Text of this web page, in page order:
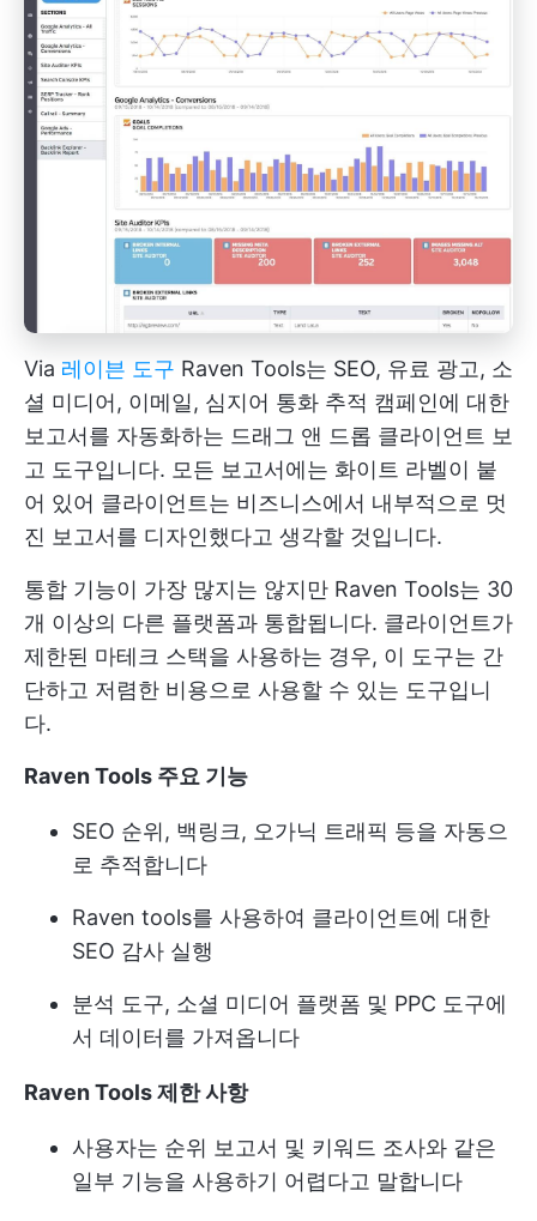
Via 레이븐 도구 Raven Tools는 SEO, 유료 광고, 소
셜 미디어, 이메일, 심지어 통화 추적 캠페인에 대한
보고서를 자동화하는 드래그 앤 드롭 클라이언트 보
고 도구입니다. 모든 보고서에는 화이트 라벨이 붙
어 있어 클라이언트는 비즈니스에서 내부적으로 멋
진 보고서를 디자인했다고 생각할 것입니다.
통합 기능이 가장 많지는 않지만 Raven Tools는 30
개 이상의 다른 플랫폼과 통합됩니다. 클라이언트가
제한된 마테크 스택을 사용하는 경우, 이 도구는 간
단하고 저렴한 비용으로 사용할 수 있는 도구입니
다.
Raven Tools 주요 기능
SEO 순위, 백링크, 오가닉 트래픽 등을 자동으
로 추적합니다
Raven tools를 사용하여 클라이언트에 대한
SEO 감사 실행
분석 도구, 소셜 미디어 플랫폼 및 PPC 도구에
서 데이터를 가져옵니다
Raven Tools 제한 사항
사용자는 순위 보고서 및 키워드 조사와 같은
일부 기능을 사용하기 어렵다고 말합니다